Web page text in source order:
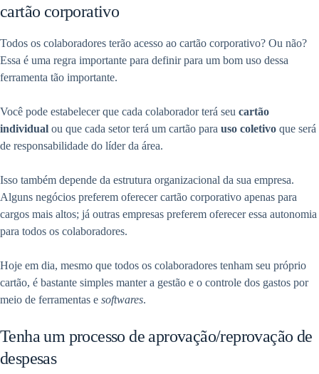
cartão corporativo
Todos os colaboradores terão acesso ao cartão corporativo? Ou não?
Essa é uma regra importante para definir para um bom uso dessa
ferramenta tão importante.
Você pode estabelecer que cada colaborador terá seu cartão
individual ou que cada setor terá um cartão para uso coletivo que será
de responsabilidade do líder da área.
Isso também depende da estrutura organizacional da sua empresa.
Alguns negócios preferem oferecer cartão corporativo apenas para
cargos mais altos; já outras empresas preferem oferecer essa autonomia
para todos os colaboradores.
Hoje em dia, mesmo que todos os colaboradores tenham seu próprio
cartão, é bastante simples manter a gestão e o controle dos gastos por
meio de ferramentas e softwares.
Tenha um processo de aprovação/reprovação de
despesas